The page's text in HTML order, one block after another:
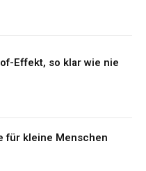
Effekt, so klar wie nie
für kleine Menschen